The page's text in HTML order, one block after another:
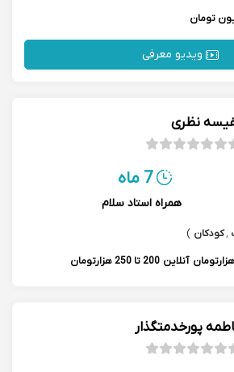
ویدیو معرفی
نظری
7 ماه
همراه استاد سلام
,کودکان )
آنلاین 200 تا 250 هزارتومان
پورخدمتگذار